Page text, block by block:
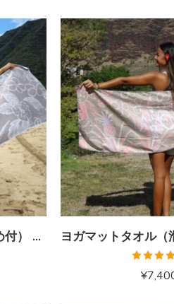
ヨガマットタオル（滑り止め付） グレージュ
5段階
¥